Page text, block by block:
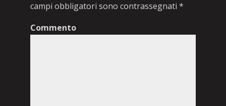
campi obbligatori sono contrassegnati *
Commento